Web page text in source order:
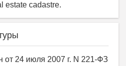
estate cadastre.
от 24 июля 2007 г. N 221-ФЗ